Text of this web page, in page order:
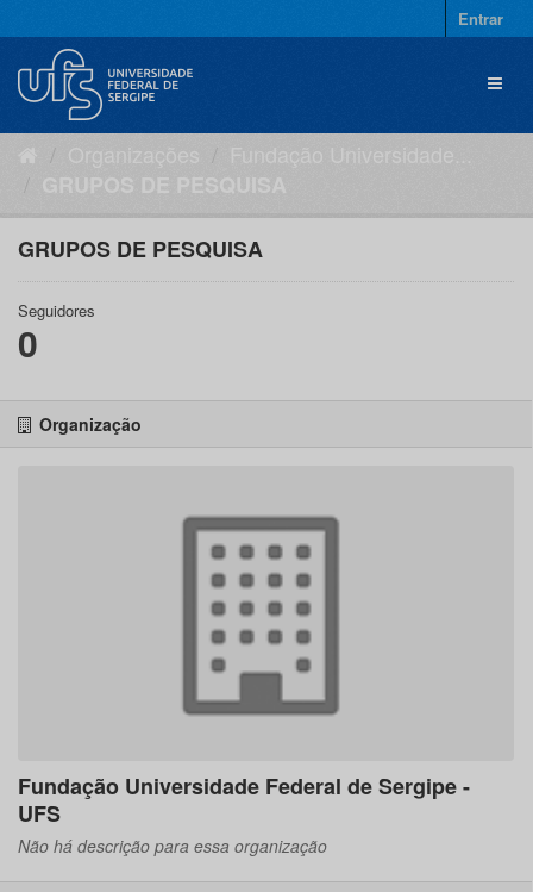
para
conteúdo
Entrar
GRUPOS DE PESQUISA
Seguidores
0
Organização
Fundação Universidade Federal de Sergipe -
UFS
Não há descrição para essa organização